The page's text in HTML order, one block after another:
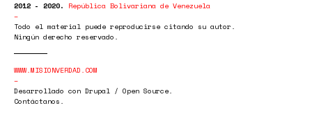
2012 - 2020. República Bolivariana de Venezuela
Todo el material puede reproducirse citando su autor.
Ningún derecho reservado.
WWW.MISIONVERDAD.COM
Desarrollado con Drupal / Open Source.
Contáctanos.